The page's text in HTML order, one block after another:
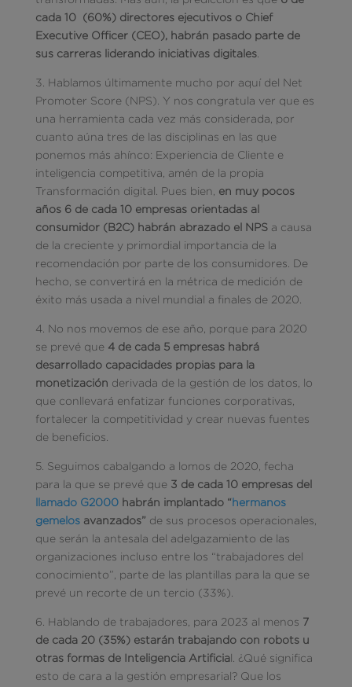
cada 10
(60%) directores ejecutivos o Chief
Executive Officer (CEO), habrán pasado parte de
sus carreras liderando iniciativas digitales.
3. Hablamos últimamente mucho por aquí del Net
Promoter Score (NPS). Y nos congratula ver que es
una herramienta cada vez más considerada, por
cuanto aúna tres de las disciplinas en las que
ponemos más ahínco: Experiencia de Cliente e
inteligencia competitiva, amén de la propia
Transformación digital. Pues bien, en muy pocos
años 6 de cada 10 empresas orientadas al
consumidor (B2C) habrán abrazado el NPSa causa
de la creciente y primordial importancia de la
recomendación por parte de los consumidores. De
hecho, se convertirá en la métrica de medición de
éxito más usada a nivel mundial a finales de 2020.
4. No nos movemos de ese año, porque para 2020
se prevé que 4 de cada 5 empresas habrá
desarrollado capacidades propias para la
monetización derivada de la gestión de los datos, lo
que conllevará enfatizar funciones corporativas,
fortalecer la competitividad y crear nuevas fuentes
de beneficios.
5. Seguimos cabalgando a lomos de 2020, fecha
para la que se prevé que 3 de cada 10 empresas del
llamado G2000habrán implantado “ hermanos
gemelosavanzados” de sus procesos operacionales,
que serán la antesala del adelgazamiento de las
organizaciones incluso entre los “trabajadores del
conocimiento”, parte de las plantillas para la que se
prevé un recorte de un tercio (33%).
6. Hablando de trabajadores, para 2023 al menos 7
de cada 20 (35%) estarán trabajando con robots u
otras formas de Inteligencia Artificial. ¿Qué significa
esto de cara a la gestión empresarial? Que los